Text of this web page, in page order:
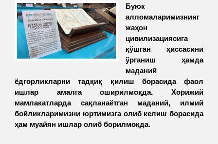
Буюк
алломаларимизнинг
жаҳон
цивилизациясига
қўшган ҳиссасини
ўрганиш ҳамда
маданий
ёдгорликларни тадқиқ қилиш борасида фаол
ишлар амалга оширилмоқда. Хорижий
мамлакатларда сақланаётган маданий, илмий
бойликларимизни юртимизга олиб келиш борасида
ҳам муайян ишлар олиб борилмоқда.